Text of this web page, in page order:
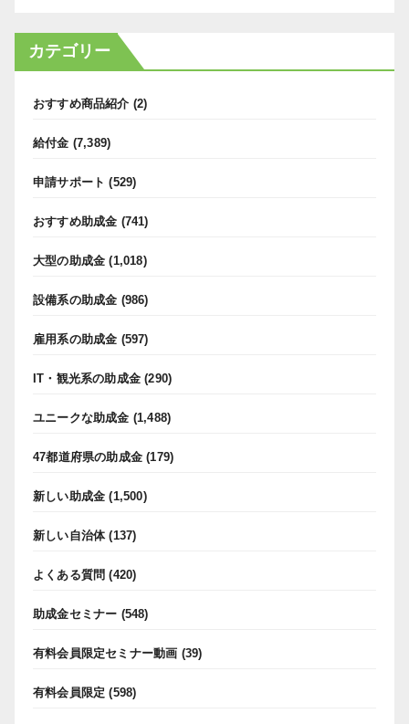
カテゴリー
おすすめ商品紹介 (2)
給付金 (7,389)
申請サポート (529)
おすすめ助成金 (741)
大型の助成金 (1,018)
設備系の助成金 (986)
雇用系の助成金 (597)
IT・観光系の助成金 (290)
ユニークな助成金 (1,488)
47都道府県の助成金 (179)
新しい助成金 (1,500)
新しい自治体(137)
よくある質問 (420)
助成金セミナー (548)
有料会員限定セミナー動画 (39)
有料会員限定 (598)